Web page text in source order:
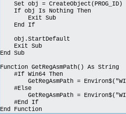
Set obj = CreateObject(PROG_ID)
If obj Is Nothing Then
Exit Sub
End If
obj.StartDefault
Exit Sub
End Sub
Function GetRegAsmPath() As String
#If Win64 Then
GetRegAsmPath =
#Else
GetRegAsmPath =
#End If
End Function